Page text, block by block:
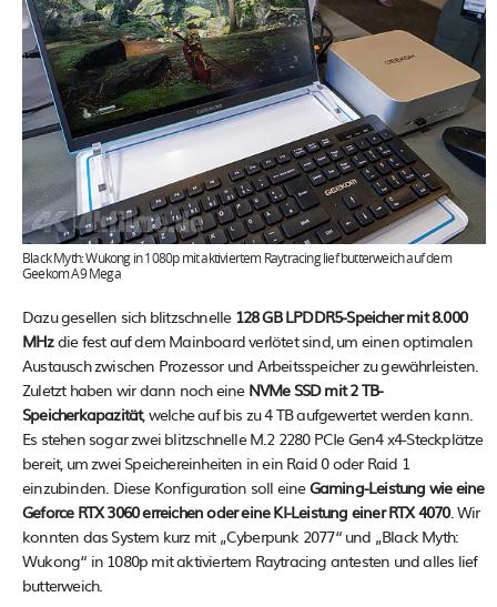
Black Myth: Wukong in 1080p mit aktiviertem Raytracing lief butterweich auf dem
Geekom A9 Mega
Dazu gesellen sich blitzschnelle128 GB LPDDR5-Speicher mit 8.000
MHzdie fest auf dem Mainboard verlötet sind, um einen optimalen
Austausch zwischen Prozessor und Arbeitsspeicher zu gewährleisten.
Zuletzt haben wir dann noch eine NVMe SSD mit 2 TB-
Speicherkapazität, welche auf bis zu 4 TB aufgewertet werden kann.
Es stehen sogar zwei blitzschnelle M.2 2280 PCIe Gen4 x4-Steckplätze
bereit, um zwei Speichereinheiten in ein Raid 0 oder Raid 1
einzubinden. Diese Konfiguration soll eineGaming-Leistung wie eine
Geforce RTX 3060 erreichen oder eine KI-Leistung einer RTX 4070. Wir
konnten das System kurz mit „Cyberpunk 2077“ und „Black Myth:
Wukong“ in 1080p mit aktiviertem Raytracing antesten und alles lief
butterweich.